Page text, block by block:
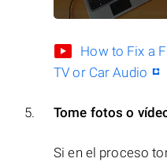
How to Fix a
TV or Car Audio
Tome fotos o
Si en el proceso